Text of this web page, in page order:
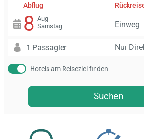
Abflug
8 Aug
Samstag
Einweg
1 Passagier Nur
Hotels am Reiseziel finden
Suchen